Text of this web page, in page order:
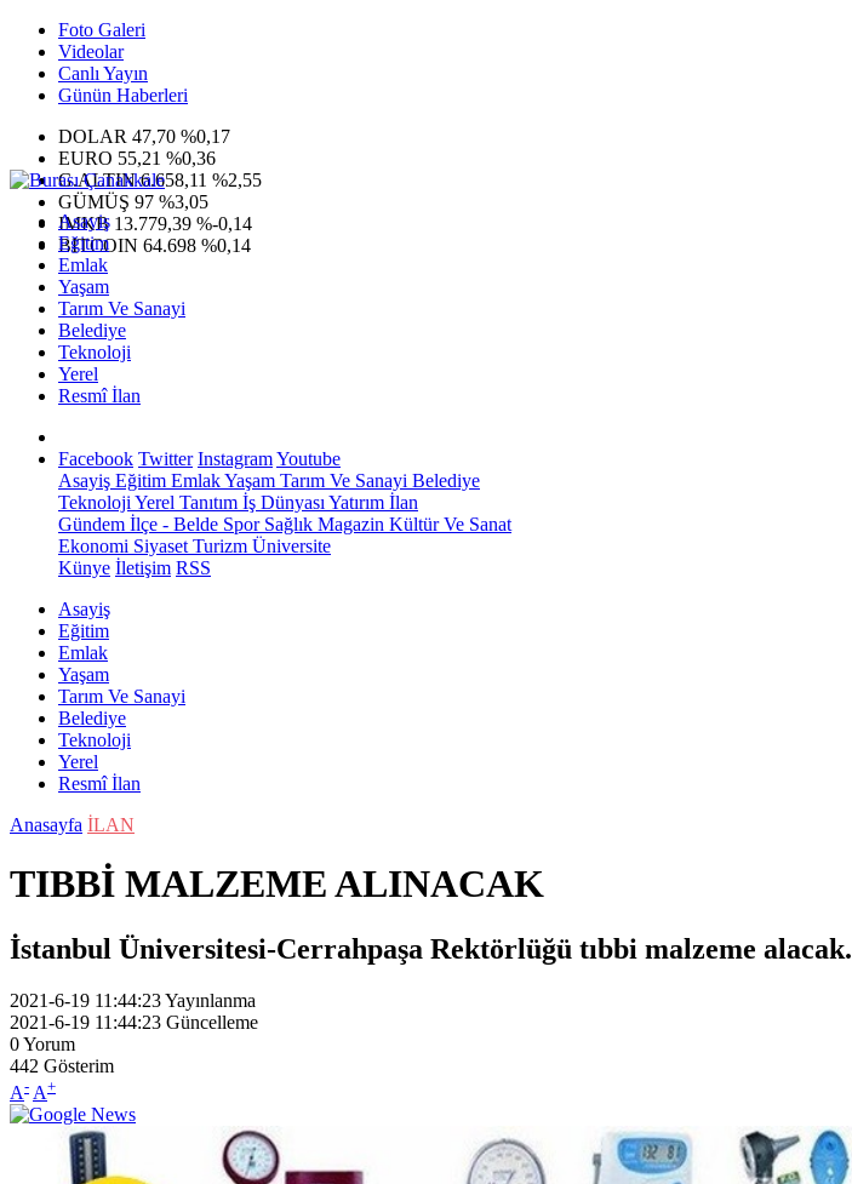
Foto Galeri
Videolar
Canlı Yayın
Günün Haberleri
DOLAR 47,70 %0,17
EURO 55,21 %0,36
G.ALTIN6.658,11 %2,55
GÜMÜŞ 97 %3,05
IMKB 13.779,39 %-0,14
BITCOIN 64.698 %0,14
Asayiş
Eğitim
Emlak
Yaşam
Tarım Ve Sanayi
Belediye
Teknoloji
Yerel
Resmî İlan
Facebook Twitter InstagramYoutube
Asayiş Eğitim EmlakYaşam Tarım Ve Sanayi Belediye
Teknoloji Yerel Tanıtım İş Dünyası Yatırım İlan
Gündem İlçe - Belde SporSağlık Magazin Kültür Ve Sanat
Ekonomi Siyaset Turizm Üniversite
Künye İletişim RSS
Asayiş
Eğitim
Emlak
Yaşam
Tarım Ve Sanayi
Belediye
Teknoloji
Yerel
Resmî İlan
Anasayfa İLAN
TIBBİ MALZEME ALINACAK
İstanbul Üniversitesi-Cerrahpaşa Rektörlüğü tıbbi malzeme alacak.
2021-6-19 11:44:23Yayınlanma
2021-6-19 11:44:23 Güncelleme
0Yorum
442 Gösterim
A- A+